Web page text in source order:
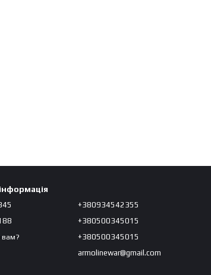
вам?
+380934542355
+380500345015
+380500345015
armolinewar@gmail.com